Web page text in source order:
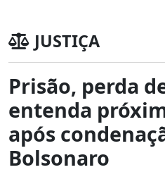
JUSTIÇA
Prisão, perda
entenda
após
Bolsonaro